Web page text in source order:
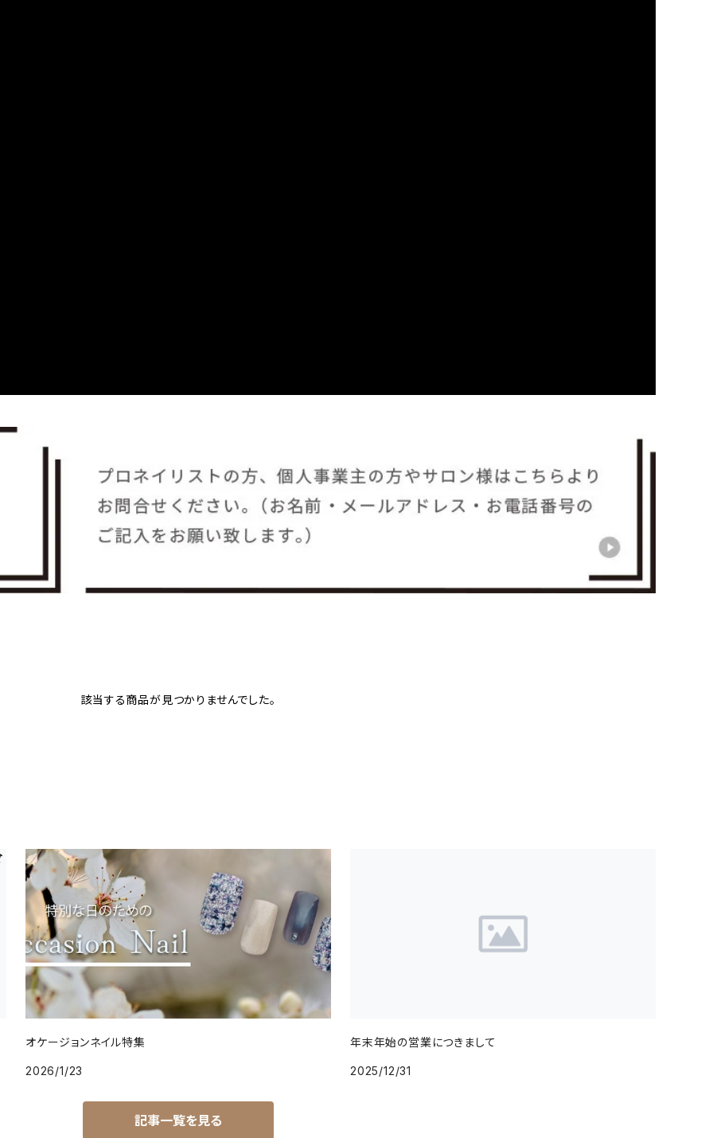
該当する商品が見つかりませんでした。
オケージョンネイル特集
2026/1/23
年末年始の営業につきまして
2025/12/31
記事一覧を見る